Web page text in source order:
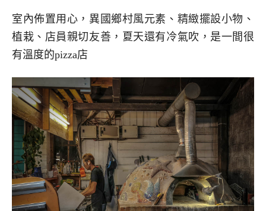
室內佈置用心，異國鄉村風元素、精緻擺設小物、
植栽、店員親切友善，夏天還有冷氣吹，是一間很
有溫度的pizza店